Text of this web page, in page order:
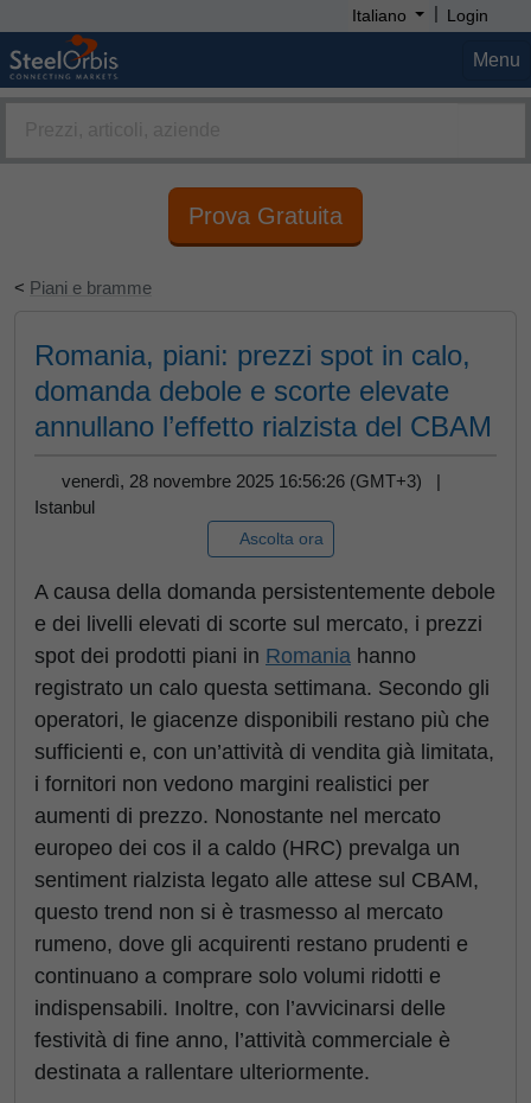
Italiano | Login
Menu
Prova Gratuita
< Piani e bramme
Romania, piani: prezzi spot in calo,
domanda debole e scorte elevate
annullano l’effetto rialzista del CBAM
venerdì, 28 novembre 2025 16:56:26 (GMT+3) |
Istanbul
Ascolta ora
A causa della domanda persistentemente debole
e dei livelli elevati di scorte sul mercato, i prezzi
spot dei prodotti piani in Romania hanno
registrato un calo questa settimana. Secondo gli
operatori, le giacenze disponibili restano più che
sufficienti e, con un’attività di vendita già limitata,
i fornitori non vedono margini realistici per
aumenti di prezzo. Nonostante nel mercato
europeo dei cos il a caldo (HRC) prevalga un
sentiment rialzista legato alle attese sul CBAM,
questo trend non si è trasmesso al mercato
rumeno, dove gli acquirenti restano prudenti e
continuano a comprare solo volumi ridotti e
indispensabili. Inoltre, con l’avvicinarsi delle
festività di fine anno, l’attività commerciale è
destinata a rallentare ulteriormente.